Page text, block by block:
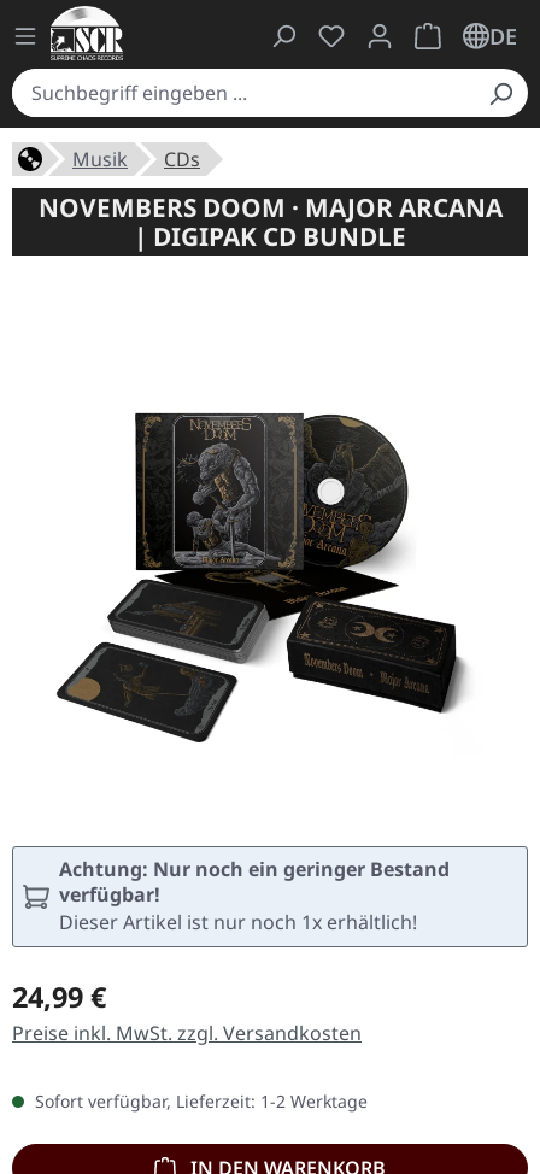
Du hast 0 Produkte
Warenkorb
DE
Musik CDs
NOVEMBERS DOOM · MAJOR ARCANA
| DIGIPAK CD BUNDLE
Achtung: Nur noch ein geringer Bestand
verfügbar!
Dieser Artikel ist nur noch 1x erhältlich!
Regulärer Preis:
24,99 €
Preise inkl. MwSt. zzgl. Versandkosten
Sofort verfügbar, Lieferzeit: 1-2 Werktage
IN DEN WARENKORB